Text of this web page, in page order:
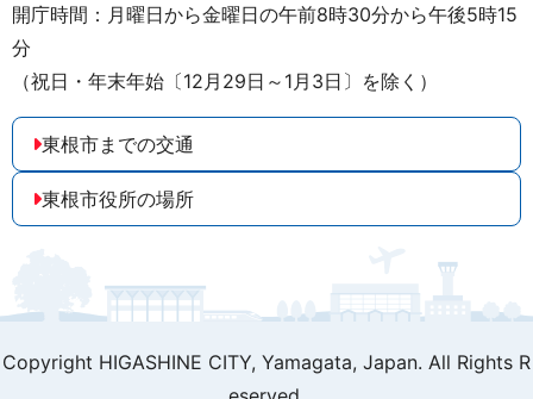
開庁時間：月曜日から金曜日の午前8時30分から午後5時15
分
（祝日・年末年始〔12月29日～1月3日〕を除く）
東根市までの交通
東根市役所の場所
Copyright HIGASHINE CITY, Yamagata, Japan. All Rights R